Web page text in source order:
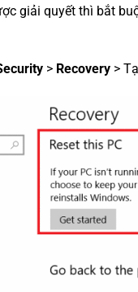
giải quyết thì bắt
> Recovery >